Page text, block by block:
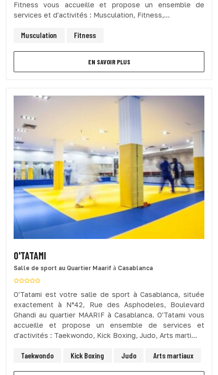
Fitness vous accueille et propose un ensemble de
services et d'activités : Musculation, Fitness,...
Musculation Fitness
EN SAVOIR PLUS
O'TATAMI
Salle de sport au Quartier Maarif à Casablanca
O'Tatami est votre salle de sport à Casablanca, située
exactement à N°42, Rue des Asphodeles, Boulevard
Ghandi au quartier MAARIF à Casablanca. O'Tatami vous
accueille et propose un ensemble de services et
d'activités : Taekwondo, Kick Boxing, Judo, Arts marti...
Taekwondo Kick Boxing Judo Arts martiaux